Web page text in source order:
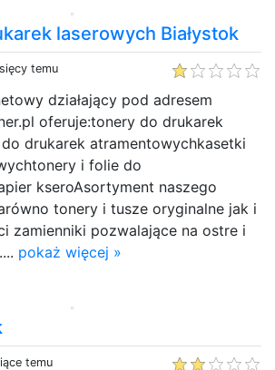
laserowych Białystok
temu
działający pod adresem
oferuje:tonery do drukarek
drukarek atramentowychkasetki
i folie do
kseroAsortyment naszego
tonery i tusze oryginalne jak i
zamienniki pozwalające na ostre i
pokaż więcej »
temu